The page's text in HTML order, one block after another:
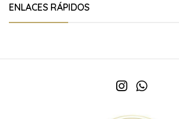
ENLACES RÁPIDOS